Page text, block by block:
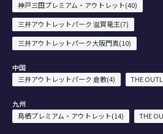
神戸三田プレミアム・アウトレット(40)
三井アウトレットパーク 滋賀竜王(7)
三井アウトレットパーク大阪門真(10)
中国
三井アウトレットパーク 倉敷(4)
THE
九州
鳥栖プレミアム・アウトレット(14)
THE